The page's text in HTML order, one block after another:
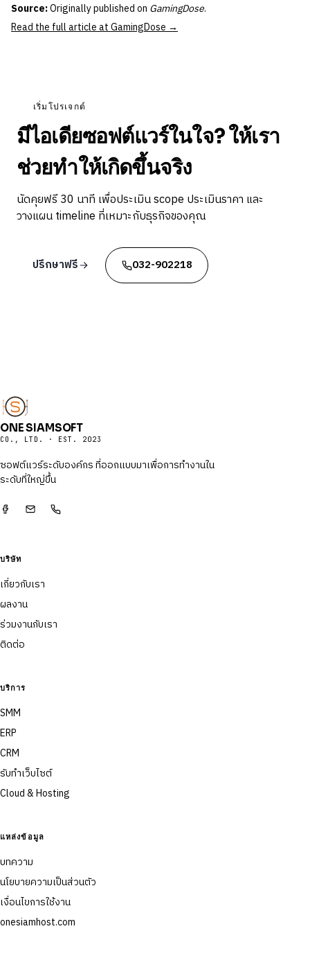
Source:Originally published on GamingDose.
Read the full article at GamingDose →
เริ่มโปรเจกต์
มีไอเดียซอฟต์แวร์ในใจ? ให้เรา
ช่วยทำให้เกิดขึ้นจริง
นัดคุยฟรี 30 นาที เพื่อประเมิน scope ประเมินราคา และ
วางแผน timeline ที่เหมาะกับธุรกิจของคุณ
ปรึกษาฟรี 032-902218
ONE SIAMSOFT
CO., LTD. · EST. 2023
ซอฟต์แวร์ระดับองค์กร ที่ออกแบบมาเพื่อการทำงานใน
ระดับที่ใหญ่ขึ้น
บริษัท
เกี่ยวกับเรา
ผลงาน
ร่วมงานกับเรา
ติดต่อ
บริการ
SMM
ERP
CRM
รับทำเว็บไซต์
Cloud & Hosting
แหล่งข้อมูล
บทความ
นโยบายความเป็นส่วนตัว
เงื่อนไขการใช้งาน
onesiamhost.com